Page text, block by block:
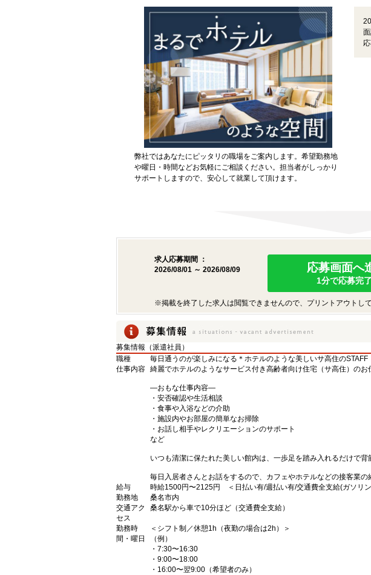
弊社ではあなたにピッタリの職場をご案内します。希望勤務地
や曜日・時間などお気軽にご相談ください。担当者がしっかり
サポートしますので、安心して就業して頂けます。
求人応募期間 ：
2026/08/01 ～ 2026/08/09
応募画面へ
1分で応募完
※掲載を終了した求人は閲覧できませんので、プリントアウトし
募集情報（派遣社員）
職種
毎日通うのが楽しみになる＊ホテルのような美しいサ高住のSTAFF
仕事内容 綺麗でホテルのようなサービス付き高齢者向け住宅（サ高住）のお
―おもな仕事内容―
・安否確認や生活相談
・食事や入浴などの介助
・施設内やお部屋の簡単なお掃除
・お話し相手やレクリエーションのサポート
など
いつも清潔に保たれた美しい館内は、一歩足を踏み入れるだけで
毎日入居者さんとお話をするので、カフェやホテルなどの接客業
給与
時給1500円〜2125円 ＜日払い有/週払い有/交通費全支給(ガソリ
勤務地
桑名市内
交通アク
セス
桑名駅から車で10分ほど（交通費全支給）
勤務時
間・曜日
＜シフト制／休憩1h（夜勤の場合は2h）＞
（例）
・7:30〜16:30
・9:00〜18:00
・16:00〜翌9:00（希望者のみ）